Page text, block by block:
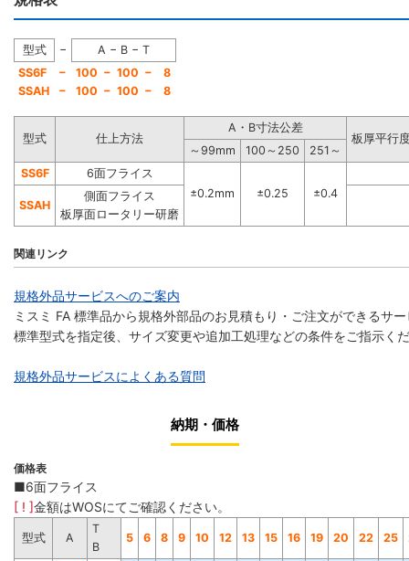
型式 −
A − B − T
SS6F
SSAH
−
−
100 − 100 −
8
100 − 100 − 8
型式 仕上方法
A・B寸法公差
板厚平行
～99mm
100～250
251～
SS6F
6面フライス
±0.2mm
±0.25
±0.4
SSAH
側面フライス
板厚面ロータリー研磨
関連リンク
規格外品サービスへのご案内
ミスミ FA 標準品から規格外部品のお見積もり・ご注文ができるサ
標準型式を指定後、サイズ変更や追加工処理などの条件をご指示く
規格外品サービスによくある質問
納期・価格
価格表
■6面フライス
[ ! ]金額はWOSにてご確認ください。
型式 A
T
B
5 6 8 9 10 12 13 15 16 19 20 22 25